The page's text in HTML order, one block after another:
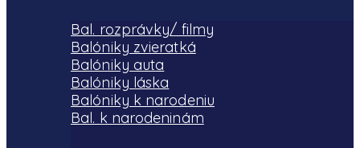
Bal. rozprávky/ filmy
Balóniky zvieratká
Balóniky auta
Balóniky láska
Balóniky k narodeniu
Bal. k narodeninám